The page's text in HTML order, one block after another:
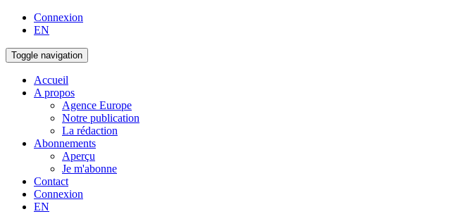
Connexion
EN
Toggle navigation
Accueil
A propos
Agence Europe
Notre publication
La rédaction
Abonnements
Aperçu
Je m'abonne
Contact
Connexion
EN